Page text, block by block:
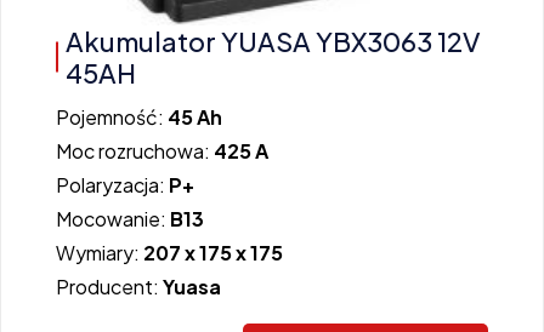
Akumulator YUASA YBX3063 12V
45AH
Pojemność: 45 Ah
Moc rozruchowa: 425 A
Polaryzacja: P+
Mocowanie: B13
Wymiary: 207 x 175 x 175
Producent: Yuasa